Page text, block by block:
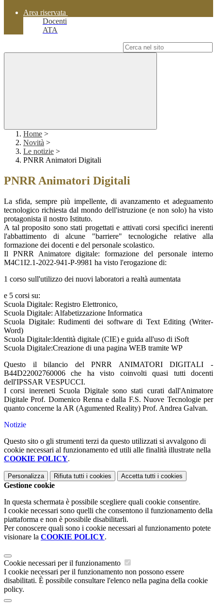
Area riservata
Docenti
ATA
Home >
Novità >
Le notizie >
PNRR Animatori Digitali
PNRR Animatori Digitali
La sfida, sempre più impellente, di avanzamento et adeguamento
tecnologico richiesta dal mondo dell'istruzione (e non solo) ha visto
protagonista il nostro Istituto.
A tal proposito sono stati progettati e attivati corsi specifici inerenti
l'abbattimento di alcune "barriere" tecnologiche relative alla
formazione dei docenti e del personale scolastico.
Il PNRR Animatore digitale: formazione del personale interno
M4C1I2.1-2022-941-P-9981 ha visto l'erogazione di:
1 corso sull'utilizzo dei nuovi laboratori a realtà aumentata
e 5 corsi su:
Scuola Digitale: Registro Elettronico,
Scuola Digitale: Alfabetizzazione Informatica
Scuola Digitale: Rudimenti dei software di Text Editing (Writer-
Word)
Scuola Digitale:Identità digitale (CIE) e guida all'uso di iSoft
Scuola Digitale:Creazione di una pagina WEB tramite WP
Questo il bilancio del PNRR ANIMATORI DIGITALI -
B44D22002760006 che ha visto coinvolti quasi tutti docenti
dell'IPSSAR VESPUCCI.
I corsi inereneti Scuola Digitale sono stati curati dall'Animatore
Digitale Prof. Domenico Renna e dalla F.S. Nuove Tecnologie per
quanto concerne la AR (Agumented Reality) Prof. Andrea Galvan.
Notizie
Questo sito o gli strumenti terzi da questo utilizzati si avvalgono di
cookie necessari al funzionamento ed utili alle finalità illustrate nella
COOKIE POLICY.
Personalizza Rifiuta tutti i cookies Accetta tutti i cookies
Gestione cookie
In questa schermata è possibile scegliere quali cookie consentire.
I cookie necessari sono quelli che consentono il funzionamento della
piattaforma e non è possibile disabilitarli.
Per conoscere quali sono i cookie necessari al funzionamento potete
visionare la COOKIE POLICY.
Cookie necessari per il funzionamento
I cookie necessari per il funzionamento non possono essere
disabilitati. È possibile consultare l'elenco nella pagina della cookie
policy.